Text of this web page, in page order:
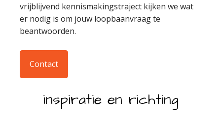
vrijblijvend kennismakingstraject kijken we wat
er nodig is om jouw loopbaanvraag te
beantwoorden.
Contact
inspiratie en richting